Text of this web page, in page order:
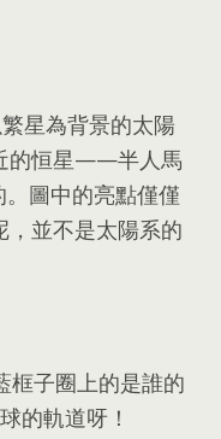
星為背景的太陽
的恒星——半人馬
。 圖中的亮點僅僅
， 並不是太陽系的
框子圈上的是誰的
的軌道呀！